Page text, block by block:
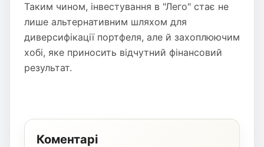
Таким чином, інвестування в "Лего" стає не
лише альтернативним шляхом для
диверсифікації портфеля, але й захоплюючим
хобі, яке приносить відчутний фінансовий
результат.
Коментарі